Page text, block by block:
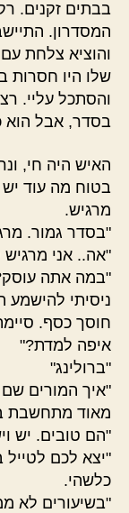
בבתים זקנים.
המסדרון.
והוציא צלחת
שלו היו חסרות
והסתכל עליי.
בסדר, אבל הוא
האיש היה חי,
בטוח מה עוד
מרגיש.
"בסדר גמור.
"אה.. אני
"במה אתה
ניסיתי להישמע
חוסך כסף.
איפה למדת?"
"ברולינג"
"איך המורים שם
מאוד מתחשבת
"הם טובים. יש
"יצא לכם
כלשהי.
"בשיעורים לא